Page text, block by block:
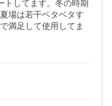
トしてます。冬の時期
場は若干ベタベタす
満足して使用してま